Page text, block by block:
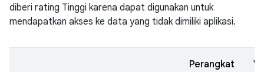
diberi rating Tinggi karena dapat digunakan untuk
mendapatkan akses ke data yang tidak dimiliki aplikasi.
Perangkat